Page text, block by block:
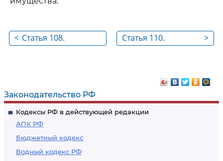
Законодательство РФ
Кодексы РФ в действующей редакции
АПК РФ
Бюджетный кодекс
Водный кодекс РФ
< Статья 108.
>
Статья 110.
имущества его
собственником